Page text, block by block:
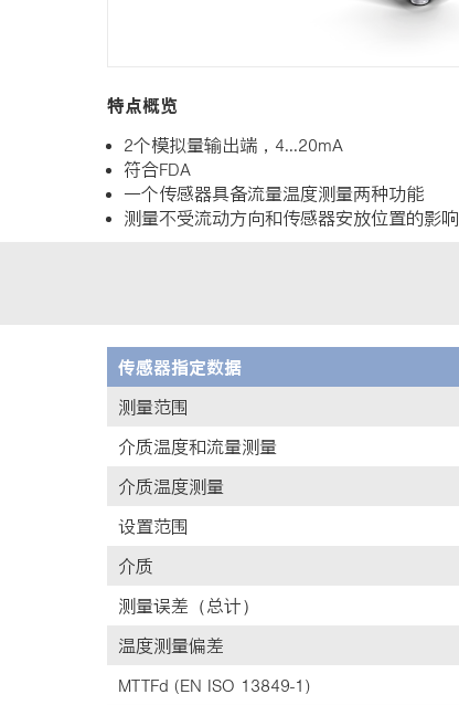
特点概览
2个模拟量输出端，4...20mA
符合FDA
一个传感器具备流量温度测量两种功能
测量不受流动方向和传感器安放位置的影响
传感器指定数据
测量范围
介质温度和流量测量
介质温度测量
设置范围
介质
测量误差（总计）
温度测量偏差
MTTFd (EN ISO 13849-1)